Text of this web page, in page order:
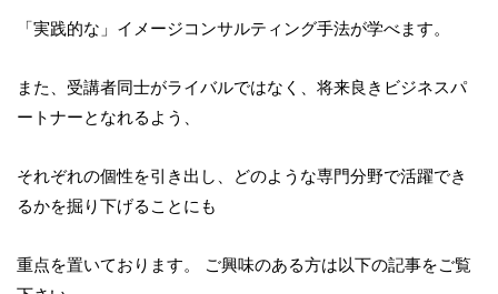
「実践的な」イメージコンサルティング手法が学べます。
また、受講者同士がライバルではなく、将来良きビジネスパ
ートナーとなれるよう、
それぞれの個性を引き出し、どのような専門分野で活躍でき
るかを掘り下げることにも
重点を置いております。 ご興味のある方は以下の記事をご覧